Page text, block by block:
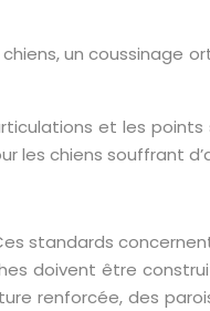
un coussinage
et les points
les chiens souffrant
standards
doivent être
renforcée, des